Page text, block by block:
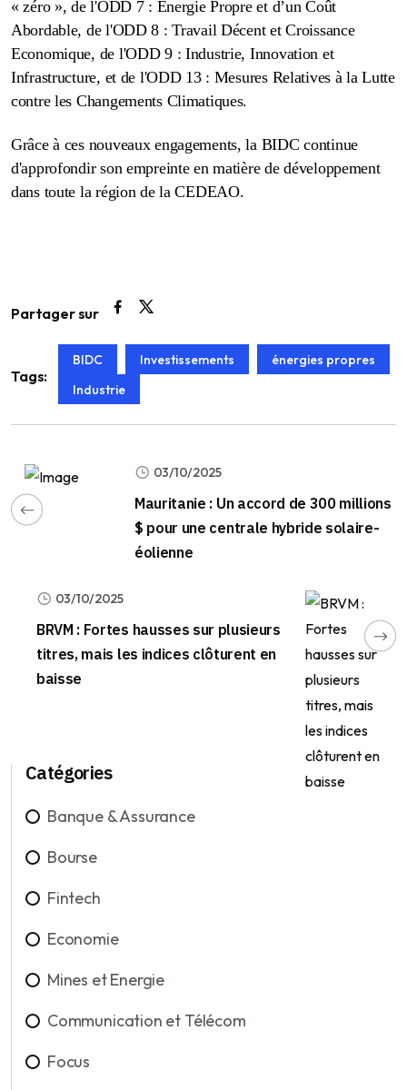
« zéro », de l'ODD 7 : Énergie Propre et d’un Coût
Abordable, de l'ODD 8 : Travail Décent et Croissance
Economique, de l'ODD 9 : Industrie, Innovation et
Infrastructure, et de l'ODD 13 : Mesures Relatives à la Lutte
contre les Changements Climatiques.
Grâce à ces nouveaux engagements, la BIDC continue
d'approfondir son empreinte en matière de développement
dans toute la région de la CEDEAO.
Partager sur
Tags:
BIDC Investissements
énergies propres
Industrie
03/10/2025
Mauritanie : Un accord de 300 millions
$ pour une centrale hybride solaire-
éolienne
03/10/2025
BRVM : Fortes hausses sur plusieurs
titres, mais les indices clôturent en
baisse
Catégories
Banque & Assurance
Bourse
Fintech
Economie
Mines et Energie
Communication et Télécom
Focus